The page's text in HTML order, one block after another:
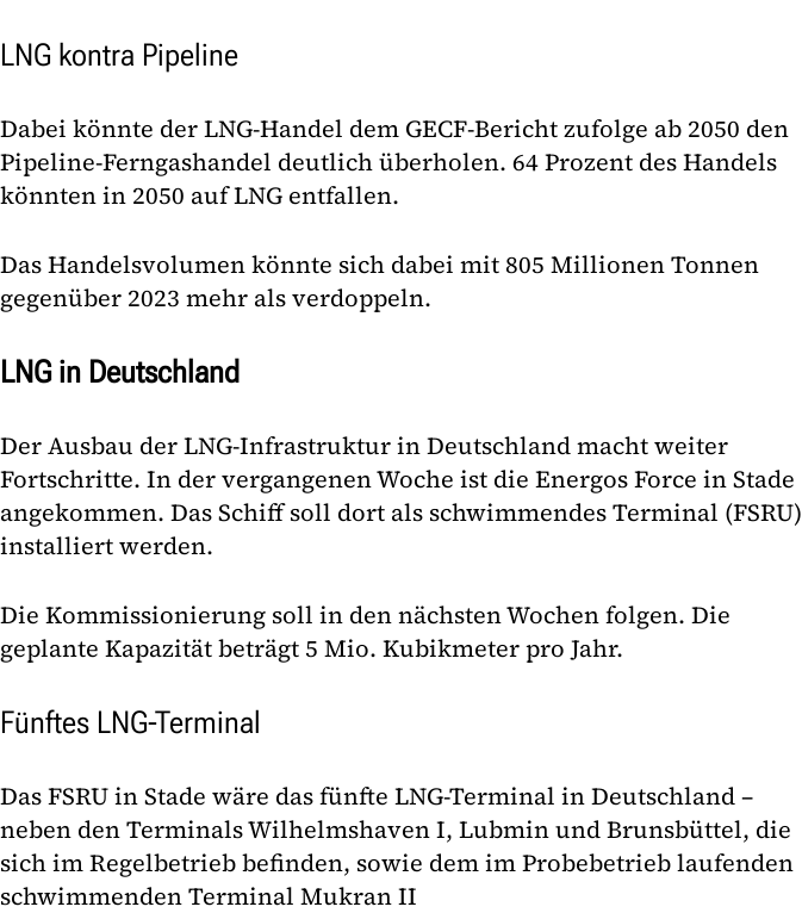
LNG kontra Pipeline
Dabei könnte der LNG-Handel dem GECF-Bericht zufolge ab 2050 den
Pipeline-Ferngashandel deutlich überholen. 64 Prozent des Handels
könnten in 2050 auf LNG entfallen.
Das Handelsvolumen könnte sich dabei mit 805 Millionen Tonnen
gegenüber 2023 mehr als verdoppeln.
LNG in Deutschland
Der Ausbau der LNG-Infrastruktur in Deutschland macht weiter
Fortschritte. In der vergangenen Woche ist die Energos Force in Stade
angekommen. Das Schiff soll dort als schwimmendes Terminal (FSRU)
installiert werden.
Die Kommissionierung soll in den nächsten Wochen folgen. Die
geplante Kapazität beträgt 5 Mio. Kubikmeter pro Jahr.
Fünftes LNG-Terminal
Das FSRU in Stade wäre das fünfte LNG-Terminal in Deutschland –
neben den Terminals Wilhelmshaven I, Lubmin und Brunsbüttel, die
sich im Regelbetrieb befinden, sowie dem im Probebetrieb laufenden
schwimmenden Terminal Mukran II